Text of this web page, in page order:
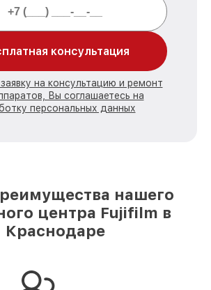
консультация
на консультацию и ремонт
Вы соглашаетесь на
персональных данных
нашего
центра Fujifilm в
Краснодаре